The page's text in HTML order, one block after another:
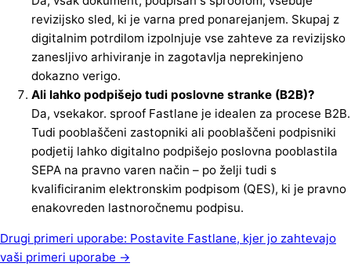
revizijsko sled, ki je varna pred ponarejanjem. Skupaj z
digitalnim potrdilom izpolnjuje vse zahteve za revizijsko
zanesljivo arhiviranje in zagotavlja neprekinjeno
dokazno verigo.
Ali lahko podpišejo tudi poslovne stranke (B2B)?
Da, vsekakor. sproof Fastlane je idealen za procese B2B.
Tudi pooblaščeni zastopniki ali pooblaščeni podpisniki
podjetij lahko digitalno podpišejo poslovna pooblastila
SEPA na pravno varen način – po želji tudi s
kvalificiranim elektronskim podpisom (QES), ki je pravno
enakovreden lastnoročnemu podpisu.
Drugi primeri uporabe: Postavite Fastlane, kjer jo zahtevajo
vaši primeri uporabe →